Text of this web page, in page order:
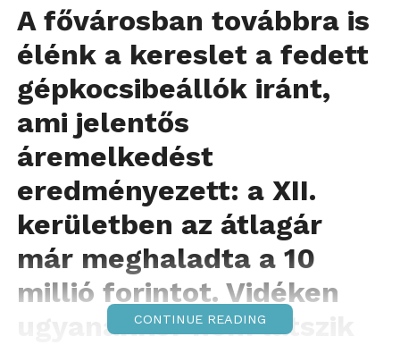
A fővárosban továbbra is
élénk a kereslet a fedett
gépkocsibeállók iránt,
ami jelentős
áremelkedést
eredményezett: a XII.
kerületben az átlagár
már meghaladta a 10
millió forintot. Vidéken
ugyanakkor nem látszik
CONTINUE READING